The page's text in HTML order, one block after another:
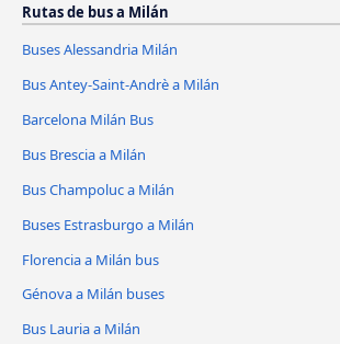
Rutas de bus a Milán
Buses Alessandria Milán
Bus Antey-Saint-Andrè a Milán
Barcelona Milán Bus
Bus Brescia a Milán
Bus Champoluc a Milán
Buses Estrasburgo a Milán
Florencia a Milán bus
Génova a Milán buses
Bus Lauria a Milán